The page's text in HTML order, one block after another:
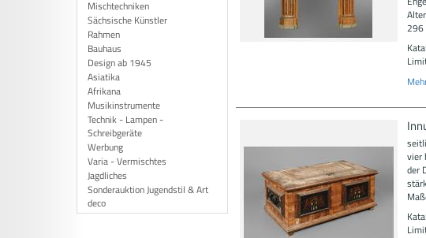
Mischtechniken
Sächsische Künstler
Rahmen
Bauhaus
Design ab 1945
Asiatika
Afrikana
Musikinstrumente
Technik - Lampen -
Schreibgeräte
Werbung
Varia - Vermischtes
Jagdliches
Sonderauktion Jugendstil & Art
deco
296
vier
der